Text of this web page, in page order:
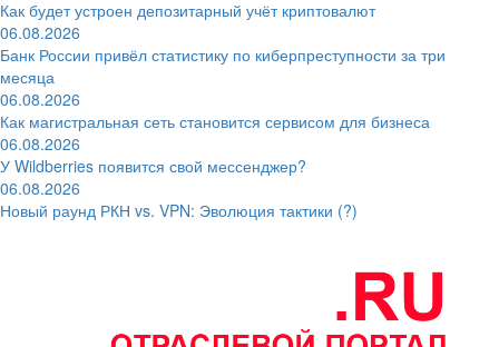
Как будет устроен депозитарный учёт криптовалют
06.08.2026
Банк России привёл статистику по киберпреступности за три
месяца
06.08.2026
Как магистральная сеть становится сервисом для бизнеса
06.08.2026
У Wildberries появится свой мессенджер?
06.08.2026
Новый раунд РКН vs. VPN: Эволюция тактики (?)